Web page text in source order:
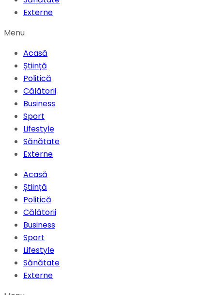
Externe
Menu
Acasă
Știință
Politică
Călătorii
Business
Sport
Lifestyle
Sănătate
Externe
Acasă
Știință
Politică
Călătorii
Business
Sport
Lifestyle
Sănătate
Externe